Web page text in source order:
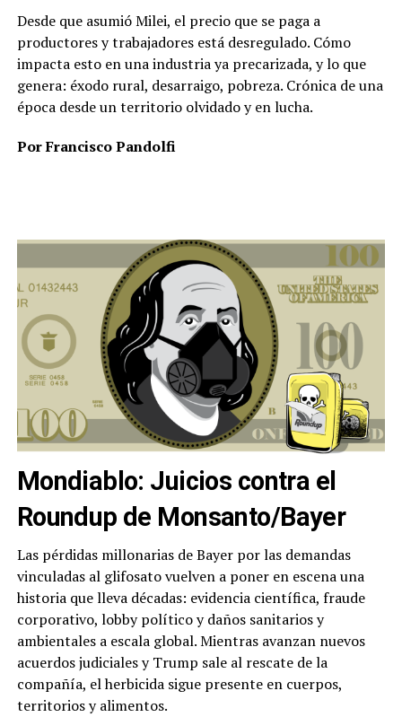
Desde que asumió Milei, el precio que se paga a
productores y trabajadores está desregulado. Cómo
impacta esto en una industria ya precarizada, y lo que
genera: éxodo rural, desarraigo, pobreza. Crónica de una
época desde un territorio olvidado y en lucha.
Por Francisco Pandolfi
Mondiablo: Juicios contra el
Roundup de Monsanto/Bayer
Las pérdidas millonarias de Bayer por las demandas
vinculadas al glifosato vuelven a poner en escena una
historia que lleva décadas: evidencia científica, fraude
corporativo, lobby político y daños sanitarios y
ambientales a escala global. Mientras avanzan nuevos
acuerdos judiciales y Trump sale al rescate de la
compañía, el herbicida sigue presente en cuerpos,
territorios y alimentos.